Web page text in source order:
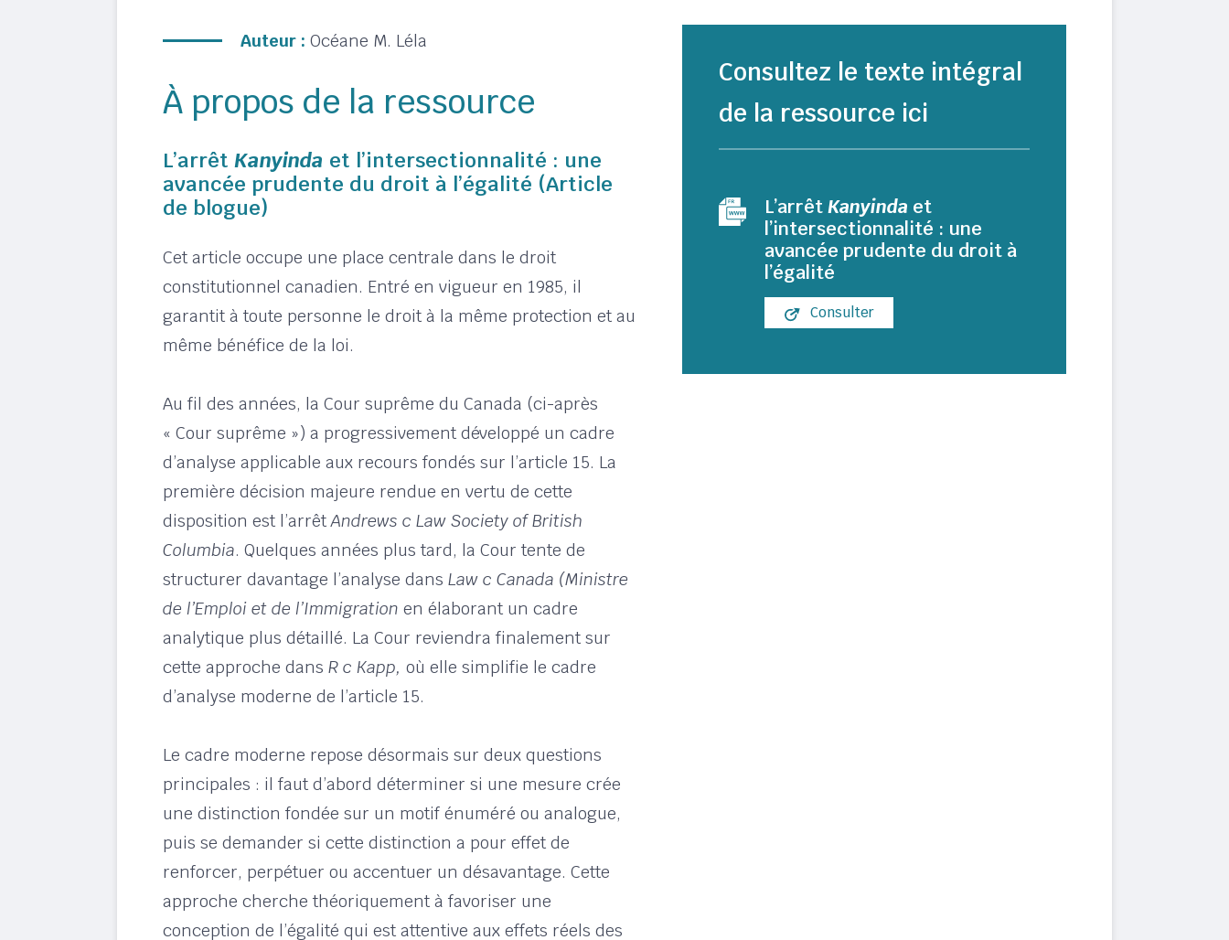
Auteur : Océane M. Léla
À propos de la ressource
L’arrêt Kanyinda et l’intersectionnalité : une
avancée prudente du droit à l’égalité (Article
de blogue)
Cet article occupe une place centrale dans le droit
constitutionnel canadien. Entré en vigueur en 1985, il
garantit à toute personne le droit à la même protection et au
même bénéfice de la loi.
Au fil des années, la Cour suprême du Canada (ci-après
« Cour suprême ») a progressivement développé un cadre
d’analyse applicable aux recours fondés sur l’article 15. La
première décision majeure rendue en vertu de cette
disposition est l’arrêtAndrews c Law Society of British
Columbia. Quelques années plus tard, la Cour tente de
structurer davantage l’analyse dans Law c Canada (Ministre
de l’Emploi et de l’Immigration en élaborant un cadre
analytique plus détaillé. La Cour reviendra finalement sur
cette approche dans R c Kapp, où elle simplifie le cadre
d’analyse moderne de l’article 15.
Le cadre moderne repose désormais sur deux questions
principales : il faut d’abord déterminer si une mesure crée
une distinction fondée sur un motif énuméré ou analogue,
puis se demander si cette distinction a pour effet de
renforcer, perpétuer ou accentuer un désavantage. Cette
approche cherche théoriquement à favoriser une
conception de l’égalité qui est attentive aux effets réels des
Consultez le texte intégral
de la ressource ici
L’arrêtKanyinda et
l’intersectionnalité : une
avancée prudente du droit à
l’égalité
Consulter